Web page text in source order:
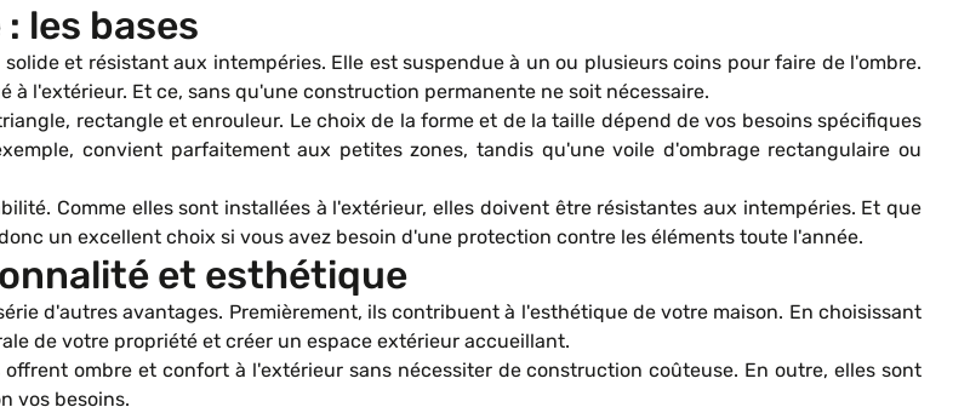
les bases
et résistant aux intempéries. Elle est suspendue à un ou plusieurs coins pour faire de l'ombre.
l'extérieur. Et ce, sans qu'une construction permanente ne soit nécessaire.
rectangle et enrouleur. Le choix de la forme et de la taille dépend de vos besoins spécifiques
convient parfaitement aux petites zones, tandis qu'une voile d'ombrage rectangulaire ou
Comme elles sont installées à l'extérieur, elles doivent être résistantes aux intempéries. Et que
un excellent choix si vous avez besoin d'une protection contre les éléments toute l'année.
et esthétique
d'autres avantages. Premièrement, ils contribuent à l'esthétique de votre maison. En choisissant
de votre propriété et créer un espace extérieur accueillant.
ombre et confort à l'extérieur sans nécessiter de construction coûteuse. En outre, elles sont
vos besoins.